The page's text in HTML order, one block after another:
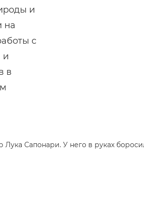
и
на
с
и
в